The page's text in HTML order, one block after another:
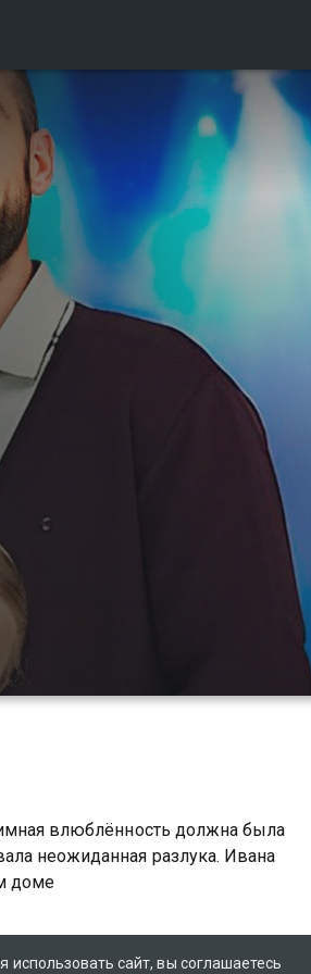
влюблённость должна была
неожиданная разлука. Ивана
доме
использовать сайт, вы соглашаетесь